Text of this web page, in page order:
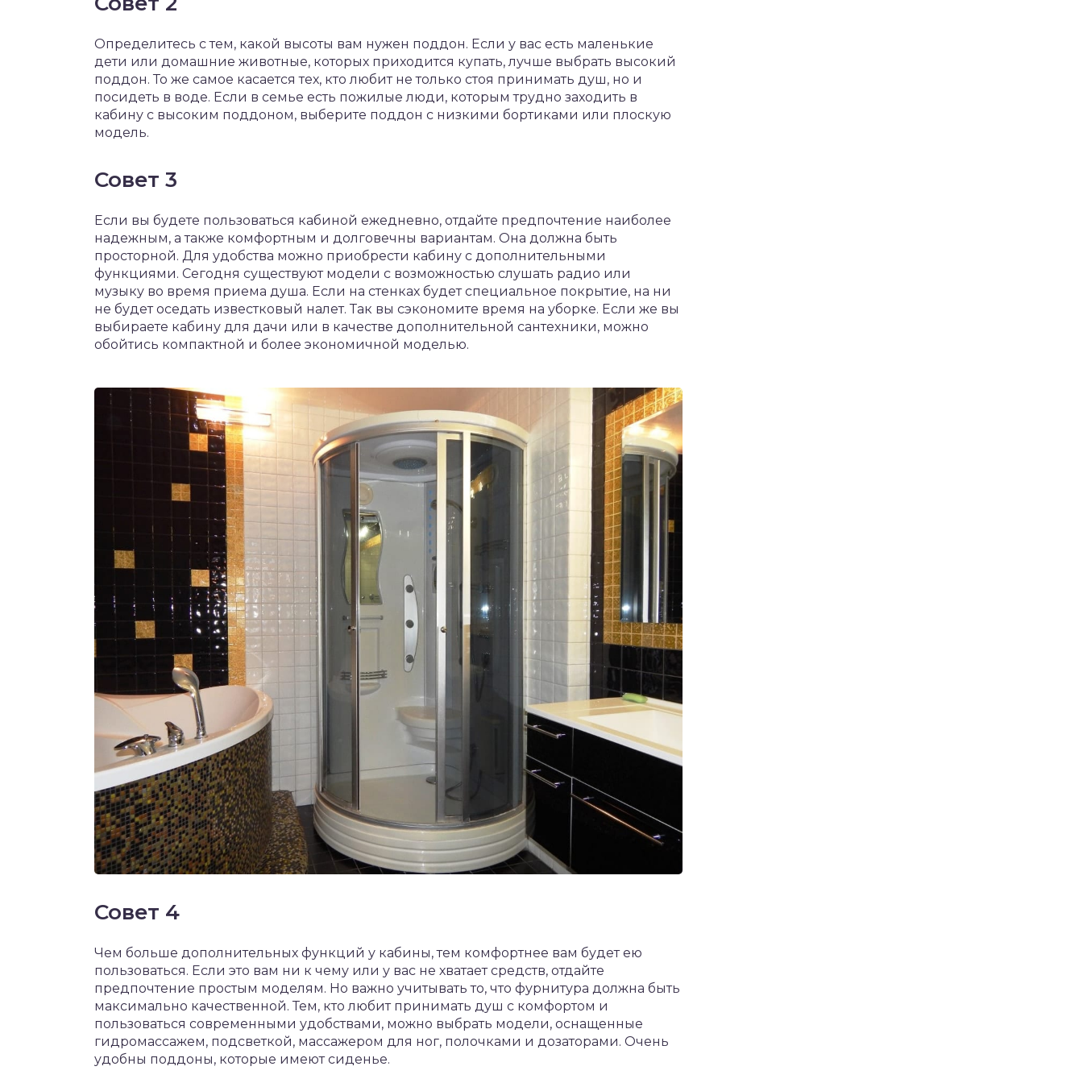
Определитесь с тем, какой высоты вам нужен поддон. Если у вас есть маленькие
дети или домашние животные, которых приходится купать, лучше выбрать высокий
поддон. То же самое касается тех, кто любит не только стоя принимать душ, но и
посидеть в воде. Если в семье есть пожилые люди, которым трудно заходить в
кабину с высоким поддоном, выберите поддон с низкими бортиками или плоскую
модель.
Совет 3
Если вы будете пользоваться кабиной ежедневно, отдайте предпочтение наиболее
надежным, а также комфортным и долговечны вариантам. Она должна быть
просторной. Для удобства можно приобрести кабину с дополнительными
функциями. Сегодня существуют модели с возможностью слушать радио или
музыку во время приема душа. Если на стенках будет специальное покрытие, на ни
не будет оседать известковый налет. Так вы сэкономите время на уборке. Если же вы
выбираете кабину для дачи или в качестве дополнительной сантехники, можно
обойтись компактной и более экономичной моделью.
Совет 4
Чем больше дополнительных функций у кабины, тем комфортнее вам будет ею
пользоваться. Если это вам ни к чему или у вас не хватает средств, отдайте
предпочтение простым моделям. Но важно учитывать то, что фурнитура должна быть
максимально качественной. Тем, кто любит принимать душ с комфортом и
пользоваться современными удобствами, можно выбрать модели, оснащенные
гидромассажем, подсветкой, массажером для ног, полочками и дозаторами. Очень
удобны поддоны, которые имеют сиденье.